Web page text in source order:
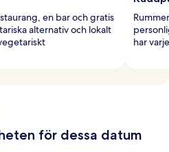
en bar och gratis
alternativ och lokalt
har
för dessa datum